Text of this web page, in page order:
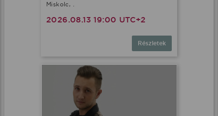
Miskolc, .
2026.08.13 19:00 UTC+2
Részletek